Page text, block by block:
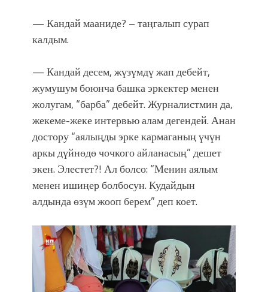
— Кандай мааниде? – таңгалып сурап
калдым.
— Кандай десем, жүзүмдү жап дебейт,
жумушум боюнча башка эркектер менен
жолугам, “барба” дебейт. Журналистмин да,
жекеме-жеке интервью алам дегендей. Анан
достору “аялыңды эрке кармаганың үчүн
аркы дүйнөдө чочкого айланасың” дешет
экен. Элестет?! Ал болсо: “Менин аялым
менен ишиңер болбосун. Кудайдын
алдында өзүм жооп берем” деп коет.